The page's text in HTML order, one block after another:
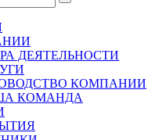
ДЕЯТЕЛЬНОСТИ
КОМПАНИИ
КОМАНДА